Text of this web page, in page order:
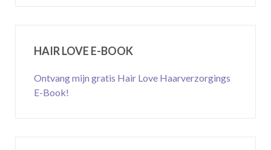
HAIR LOVE E-BOOK
Ontvang mijn gratis Hair Love Haarverzorgings
E-Book!